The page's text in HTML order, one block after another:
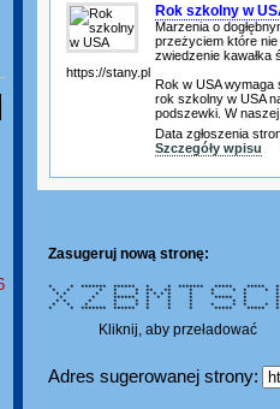
https://stany.pl
Rok szkolny w
Marzenia o
przeżyciem które nie
zwiedzenie kawałka
Rok w USA wymaga
rok szkolny w USA
podszewki. W
Data zgłoszenia
Szczegóły wpisu
Zasugeruj nową stronę:
* * ******* ****** * * ******* ***** *****
* * * * * ** ** * * * * *
* * * * * * * * * * * *
* * ****** * * * * ***** *
* * * * * * * * * *
* * * * * * * * * * * *
* * ******* ****** * * * ***** *****
Kliknij, aby przeładować
Adres sugerowanej strony: